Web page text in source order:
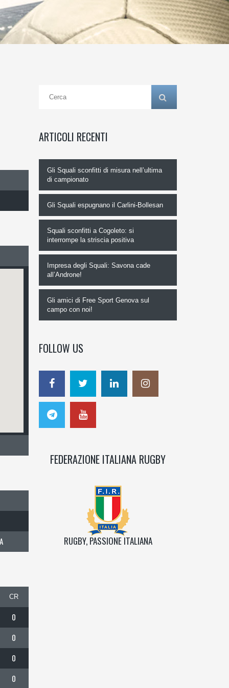
CR
0
0
0
0
ARTICOLI RECENTI
Gli Squali sconfitti di misura nell’ultima
di campionato
Gli Squali espugnano il Carlini-Bollesan
Squali sconfitti a Cogoleto: si
interrompe la striscia positiva
Impresa degli Squali: Savona cade
all’Androne!
Gli amici di Free Sport Genova sul
campo con noi!
FOLLOW US
FEDERAZIONE ITALIANA RUGBY
RUGBY, PASSIONE ITALIANA